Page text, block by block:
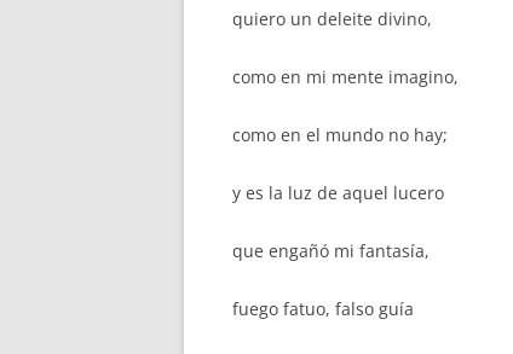
quiero un deleite divino,
como en mi mente imagino,
como en el mundo no hay;
y es la luz de aquel lucero
que engañó mi fantasía,
fuego fatuo, falso guía